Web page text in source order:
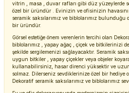
vitrin , masa , duvar rafları gibi düz yüzeylerde
özel bir üründür . Evinizin ve ofisinizin
seramik saksılarımız ve biblolarımız bulunduğu
bir üründür.
Görsel estetiğe önem verenlerin tercihi olan
biblolarımız , yapay ağaç , çiçek ve bitkilerinizi
şekilde sergilemenizi sağlayacaktır. Seramik
uygun bitkiler , yapay çiçekler veya objeler
kullanabilirsiniz, hasar direnci yüksektir ve
solmaz. Dilerseniz sevdiklerinize özel bir hediye
Dekoratif seramik saksılarımız ve biblolarımız